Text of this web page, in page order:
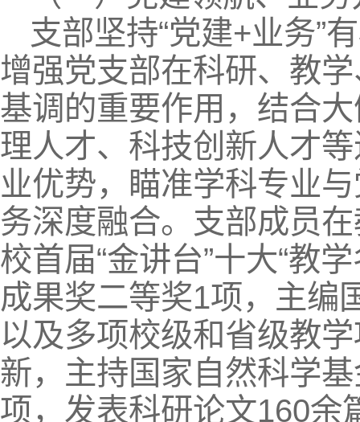
支部坚持“党建+业务”
增强党支部在科研、教
基调的重要作用，结合
理人才、科技创新人才
业优势，瞄准学科专业
务深度融合。支部成员
校首届“金讲台”十大“教
成果奖二等奖1项，主编
以及多项校级和省级教
新，主持国家自然科学
项，发表科研论文160余